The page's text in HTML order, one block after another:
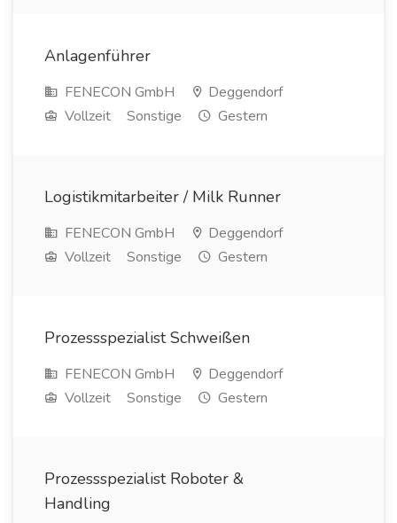
Anlagenführer
FENECON GmbH
Deggendorf
Vollzeit
Sonstige Gestern
Logistikmitarbeiter / Milk Runner
FENECON GmbH
Deggendorf
Vollzeit
Sonstige Gestern
Prozessspezialist Schweißen
FENECON GmbH
Deggendorf
Vollzeit
Sonstige Gestern
Prozessspezialist Roboter &
Handling